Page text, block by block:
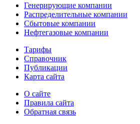
Генерирующие компании
Распределительные компании
Сбытовые компании
Нефтегазовые компании
Тарифы
Справочник
Публикации
Карта сайта
О сайте
Правила сайта
Обратная связь